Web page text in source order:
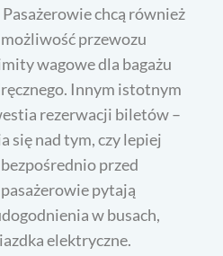
chcą również
przewozu
wagowe dla bagażu
Innym istotnym
rezerwacji biletów –
się nad tym, czy lepiej
przed
pytają
w busach,
elektryczne.